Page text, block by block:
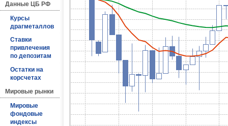
Данные ЦБ РФ
Курсы
драгметаллов
Ставки
привлечения
по депозитам
Остатки на
корсчетах
Мировые рынки
Мировые
фондовые
индексы